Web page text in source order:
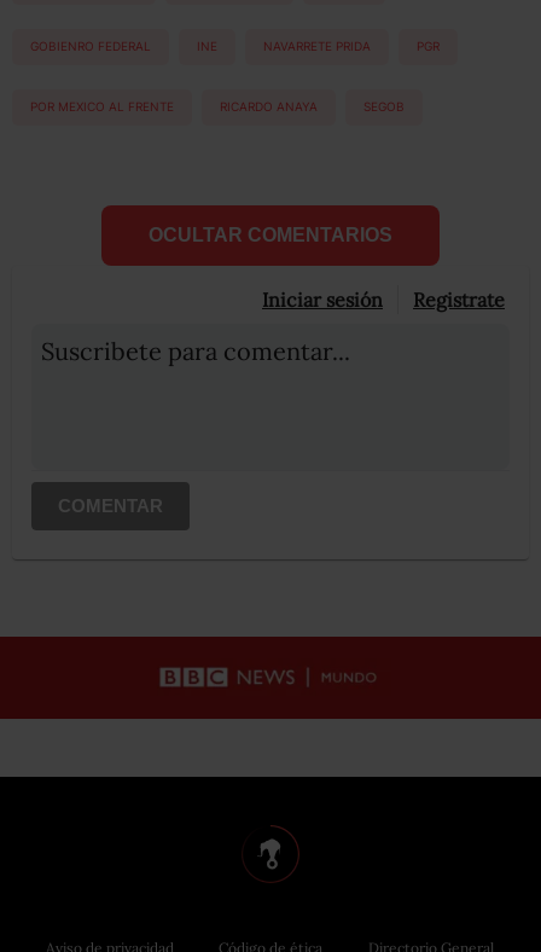
GOBIENRO FEDERAL INE NAVARRETE PRIDA PGR
POR MEXICO AL FRENTE RICARDO ANAYA SEGOB
OCULTAR COMENTARIOS
Iniciar sesión Registrate
Suscribete para comentar...
COMENTAR
Aviso de privacidad Código de ética Directorio General